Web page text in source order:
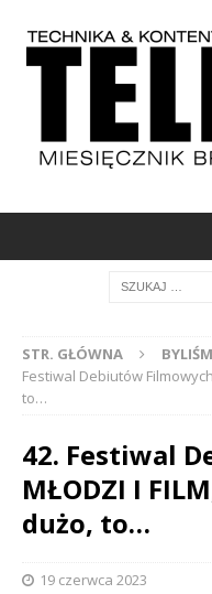
STR. GŁÓWNA
Festiwal Debiutów
to…
42. Festiwal
MŁODZI I
dużo, to…
19 czerwca 2023